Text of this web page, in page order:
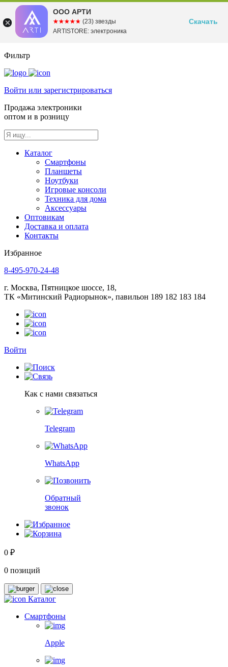
Фильтр
Войти или зарегистрироваться
Продажа электроники
оптом и в розницу
Каталог
Смартфоны
Планшеты
Ноутбуки
Игровые консоли
Техника для дома
Аксессуары
Оптовикам
Доставка и оплата
Контакты
Избранное
8-495-970-24-48
г. Москва, Пятницкое шоссе, 18,
ТК «Митинский Радиорынок», павильон 189 182 183 184
Войти
Как с нами связаться
Telegram
WhatsApp
Обратный
звонок
0 ₽
0 позиций
Каталог
Смартфоны
Apple
ООО АРТИ
☆☆☆☆☆
★★★★★ (23) звезды
ARTISTORE: электроника
Скачать